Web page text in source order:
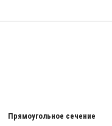
Прямоугольное сечение